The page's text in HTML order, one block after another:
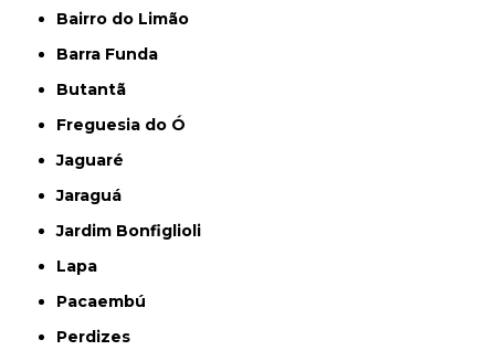
Bairro do Limão
Barra Funda
Butantã
Freguesia do Ó
Jaguaré
Jaraguá
Jardim Bonfiglioli
Lapa
Pacaembú
Perdizes